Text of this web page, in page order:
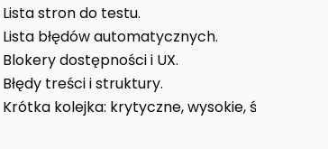
Lista stron do testu.
Lista błędów automatycznych.
Blokery dostępności i UX.
Błędy treści i struktury.
Krótka kolejka: krytyczne, wysokie, średnie.